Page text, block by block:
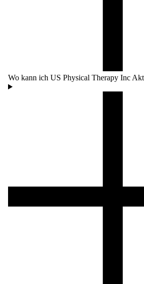
Wo kann ich US Physical Therapy Inc